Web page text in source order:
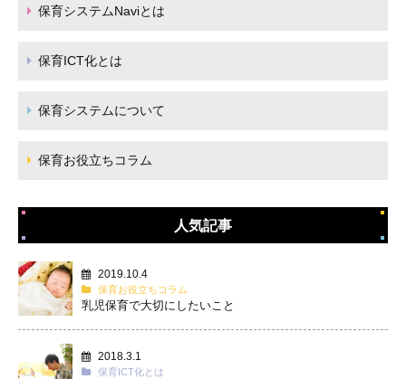
保育システムNaviとは
保育ICT化とは
保育システムについて
保育お役立ちコラム
人気記事
2019.10.4
保育お役立ちコラム
乳児保育で大切にしたいこと
2018.3.1
保育ICT化とは